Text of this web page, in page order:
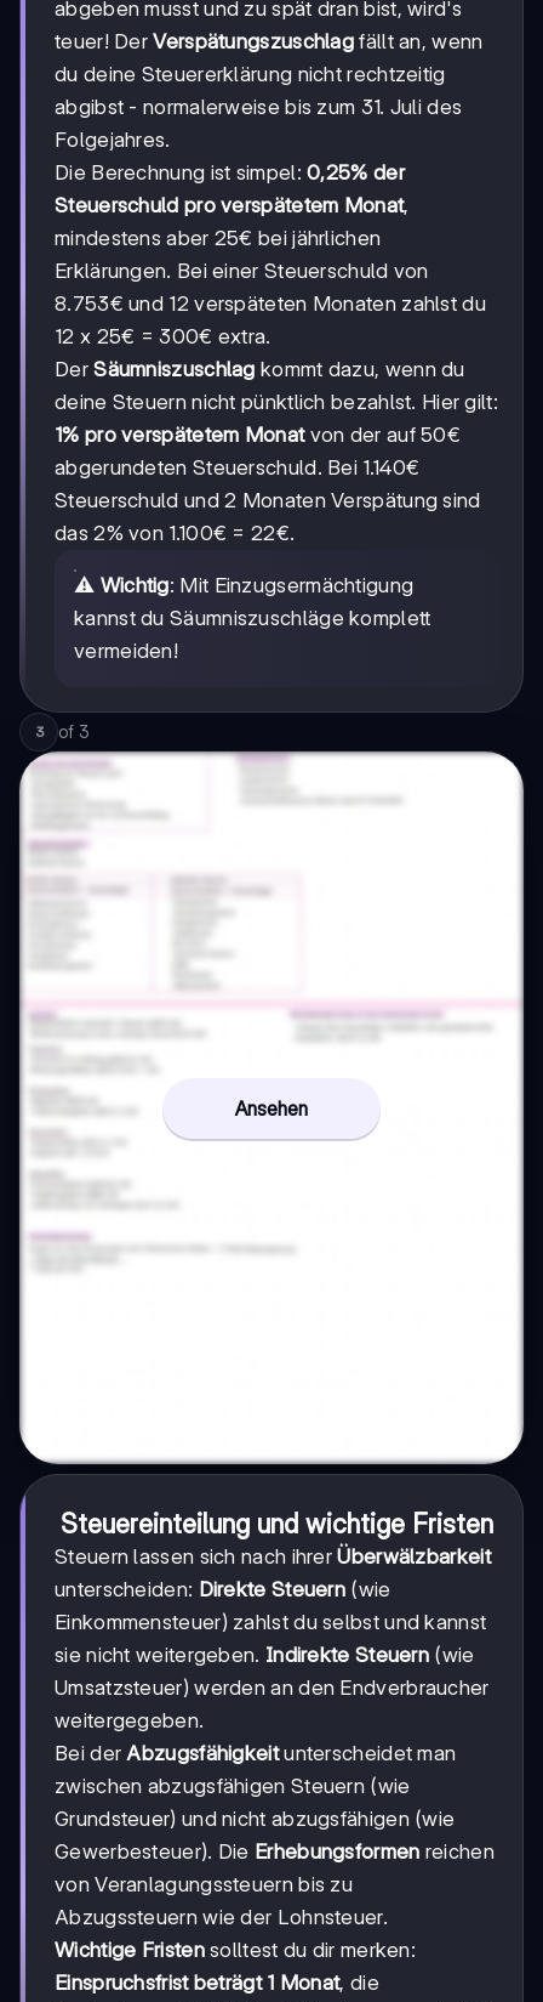
abgeben musst und zu spät dran bist, wird's
teuer! DerVerspätungszuschlag fällt an, wenn
du deine Steuererklärung nicht rechtzeitig
abgibst - normalerweise bis zum 31. Juli des
Folgejahres.
Die Berechnung ist simpel:0,25% der
Steuerschuld pro verspätetem Monat,
mindestens aber 25€ bei jährlichen
Erklärungen. Bei einer Steuerschuld von
8.753€ und 12 verspäteten Monaten zahlst du
12 x 25€ = 300€ extra.
DerSäumniszuschlag kommt dazu, wenn du
deine Steuern nicht pünktlich bezahlst. Hier gilt:
1% pro verspätetem Monatvon der auf 50€
abgerundeten Steuerschuld. Bei 1.140€
Steuerschuld und 2 Monaten Verspätung sind
das 2% von 1.100€ = 22€.
⚠️ Wichtig: Mit Einzugsermächtigung
kannst du Säumniszuschläge komplett
vermeiden!
3 of 3
Ansehen
Steuereinteilung und wichtige Fristen
Steuern lassen sich nach ihrerÜberwälzbarkeit
unterscheiden: Direkte Steuern (wie
Einkommensteuer) zahlst du selbst und kannst
sie nicht weitergeben. Indirekte Steuern (wie
Umsatzsteuer) werden an den Endverbraucher
weitergegeben.
Bei derAbzugsfähigkeitunterscheidet man
zwischen abzugsfähigen Steuern (wie
Grundsteuer) und nicht abzugsfähigen (wie
Gewerbesteuer). Die Erhebungsformen reichen
von Veranlagungssteuern bis zu
Abzugssteuern wie der Lohnsteuer.
Wichtige Fristensolltest du dir merken:
Einspruchsfrist beträgt 1 Monat, die